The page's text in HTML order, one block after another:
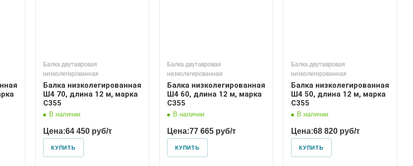
Балка двутавровая
низколегированная
Балка низколегированная
Ш4 70, длина 12 м, марка
С355
В наличии
Цена:64 450 руб/т
КУПИТЬ
Балка двутавровая
низколегированная
Балка низколегированная
Ш4 60, длина 12 м, марка
С355
В наличии
Цена:77 665 руб/т
КУПИТЬ
Балка двутавровая
низколегированная
Балка низколегированная
Ш4 50, длина 12 м, марка
С355
В наличии
Цена:68 820 руб/т
КУПИТЬ